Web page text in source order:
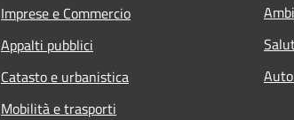
Imprese e Commercio
Appalti pubblici
Catasto e urbanistica
Mobilità e trasporti